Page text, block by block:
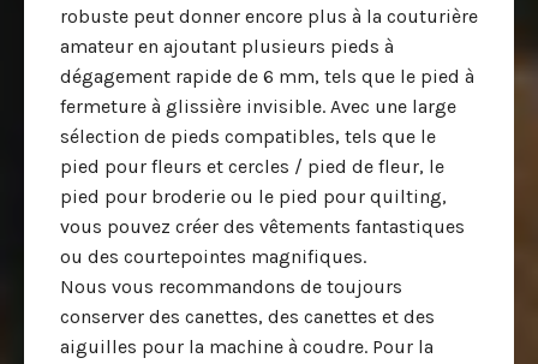
robuste peut donner encore plus à la couturière
amateur en ajoutant plusieurs pieds à
dégagement rapide de 6 mm, tels que le pied à
fermeture à glissière invisible. Avec une large
sélection de pieds compatibles, tels que le
pied pour fleurs et cercles / pied de fleur, le
pied pour broderie ou le pied pour quilting,
vous pouvez créer des vêtements fantastiques
ou des courtepointes magnifiques.
Nous vous recommandons de toujours
conserver des canettes, des canettes et des
aiguilles pour la machine à coudre. Pour la